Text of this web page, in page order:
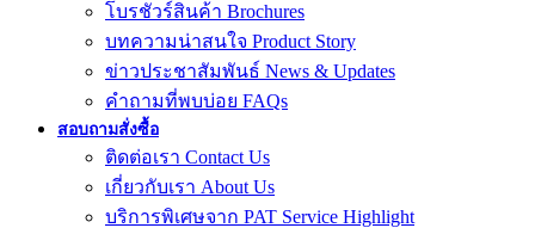
โบรชัวร์สินค้า Brochures
บทความน่าสนใจ Product Story
ข่าวประชาสัมพันธ์ News & Updates
คำถามที่พบบ่อย FAQs
สอบถามสั่งซื้อ
ติดต่อเรา Contact Us
เกี่ยวกับเรา About Us
บริการพิเศษจาก PAT Service Highlight